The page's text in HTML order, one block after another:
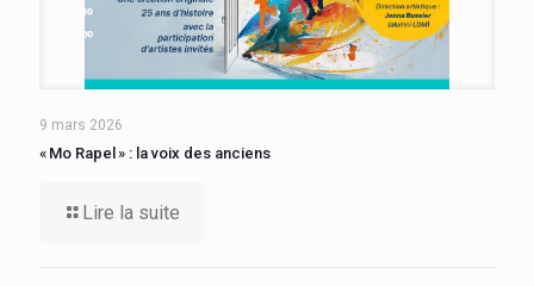
9 mars 2026
« Mo Rapel » : la voix des anciens
Lire la suite